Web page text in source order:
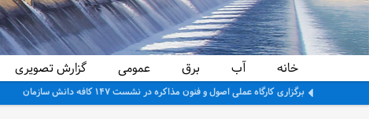
خانه آب برق عمومی گزارش تصویری
برگزاری کارگاه عملی اصول و فنون مذاکره در نشست ۱۴۷ کافه دانش سازمان